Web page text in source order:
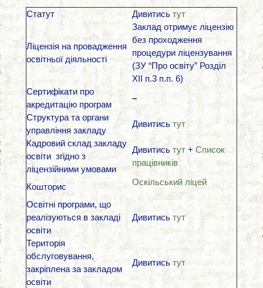
Статут Дивитись тут
Ліцензія на провадження
освітньої діяльності
Заклад отримує ліцензію
без проходження
процедури ліцензування
(ЗУ “Про освіту” Розділ
ХІІ п.3 п.п. 6)
Сертифікати про
акредитацію програм
–
Структура та органи
управління закладу
Дивитись тут
Кадровий склад закладу
освіти згідно з
ліцензійними умовами
Дивитись тут + Список
працівників
Кошторис Оскільський ліцей
Освітні програми, що
реалізуються в закладі
освіти
Дивитись тут
Територія
обслуговування,
закріплена за закладом
освіти
Дивитись тут